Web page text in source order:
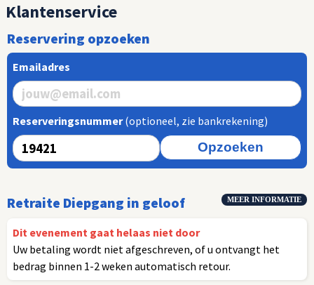
Klantenservice
Reservering opzoeken
Emailadres
Reserveringsnummer(optioneel, zie bankrekening)
Opzoeken
Retraite Diepgang in geloof MEER INFORMATIE
Dit evenement gaat helaas niet door
Uw betaling wordt niet afgeschreven, of u ontvangt het
bedrag binnen 1-2 weken automatisch retour.